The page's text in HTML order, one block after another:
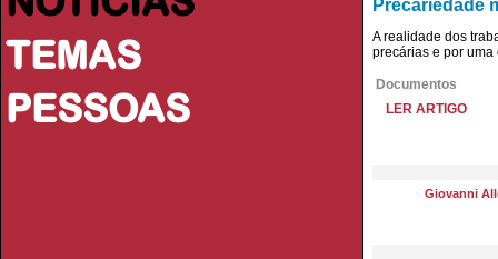
TEMAS
PESSOAS
Precariedade
A realidade dos
precárias e por
Documentos
LER ARTIGO
Giovanni